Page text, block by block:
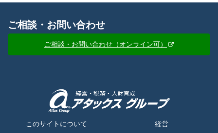
ご相談・お問い合わせ
ご相談・お問い合わせ（オンライン可）
このサイトについて 経営